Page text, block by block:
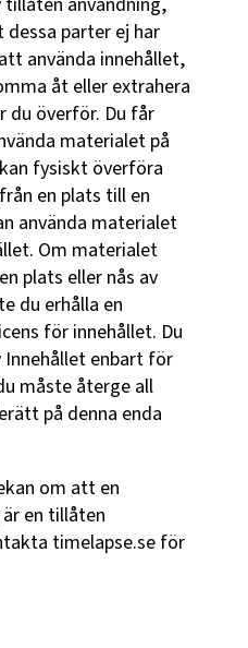
parter ej har
använda innehållet,
åt eller extrahera
du överför. Du får
materialet på
fysiskt överföra
en plats till en
använda materialet
Om materialet
plats eller nås av
du erhålla en
för innehållet. Du
Innehållet enbart för
måste återge all
på denna enda
om att en
en tillåten
timelapse.se för